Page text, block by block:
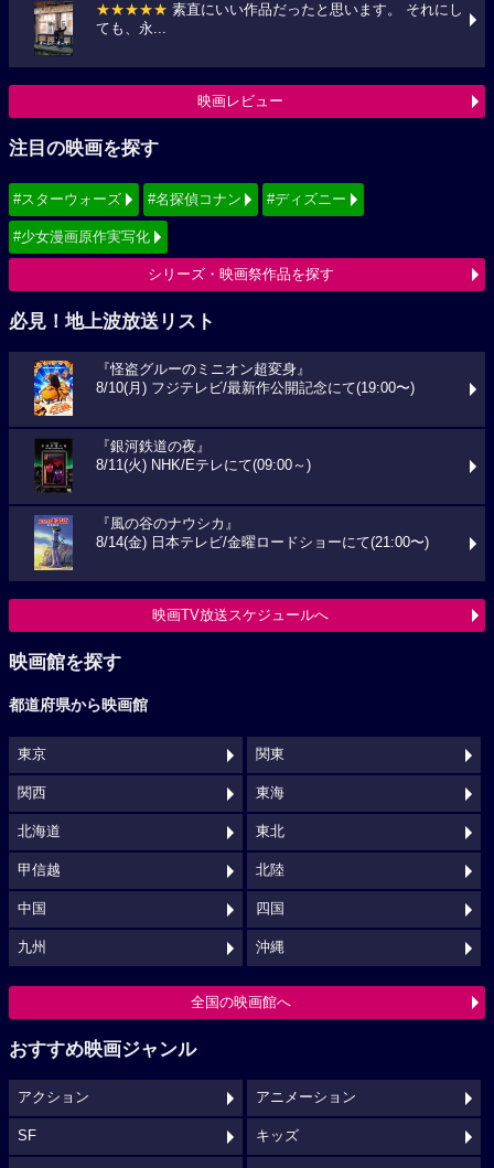
★★★★★ 素直にいい作品だったと思います。 それにし
ても、永...
映画レビュー
注目の映画を探す
#スターウォーズ #名探偵コナン #ディズニー
#少女漫画原作実写化
シリーズ・映画祭作品を探す
必見！地上波放送リスト
『怪盗グルーのミニオン超変身』
8/10(月) フジテレビ/最新作公開記念にて(19:00〜)
『銀河鉄道の夜』
8/11(火) NHK/Eテレにて(09:00～)
『風の谷のナウシカ』
8/14(金) 日本テレビ/金曜ロードショーにて(21:00〜)
映画TV放送スケジュールへ
映画館を探す
都道府県から映画館
東京 関東
関西 東海
北海道 東北
甲信越 北陸
中国 四国
九州 沖縄
全国の映画館へ
おすすめ映画ジャンル
アクション アニメーション
SF キッズ